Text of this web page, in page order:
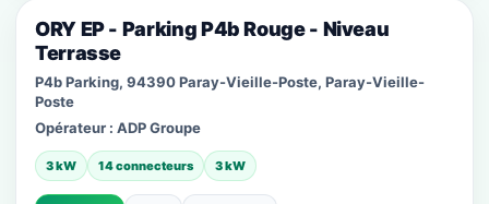
ORY EP - Parking P4b Rouge - Niveau
Terrasse
P4b Parking, 94390 Paray-Vieille-Poste, Paray-Vieille-
Poste
Opérateur : ADP Groupe
3 kW 14 connecteurs 3 kW